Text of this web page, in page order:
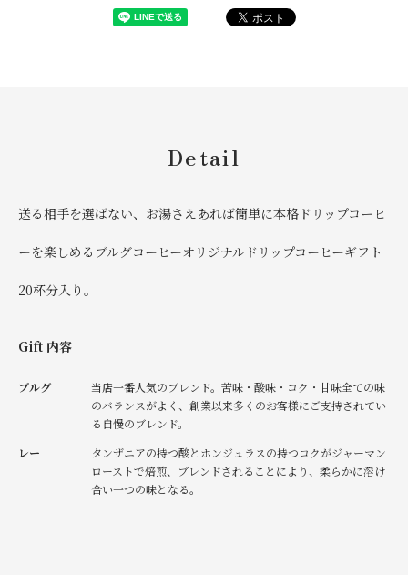
Detail
送る相手を選ばない、お湯さえあれば簡単に本格ドリップコーヒ
ーを楽しめるブルグコーヒーオリジナルドリップコーヒーギフト
20杯分入り。
Gift 内容
ブルグ
当店一番人気のブレンド。苦味・酸味・コク・甘味全ての味
のバランスがよく、創業以来多くのお客様にご支持されてい
る自慢のブレンド。
レー
タンザニアの持つ酸とホンジュラスの持つコクがジャーマン
ローストで焙煎、ブレンドされることにより、柔らかに溶け
合い一つの味となる。